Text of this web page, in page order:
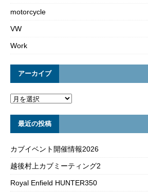
motorcycle
VW
Work
アーカイブ
最近の投稿
カブイベント開催情報2026
越後村上カブミーティング2
Royal Enfield HUNTER350